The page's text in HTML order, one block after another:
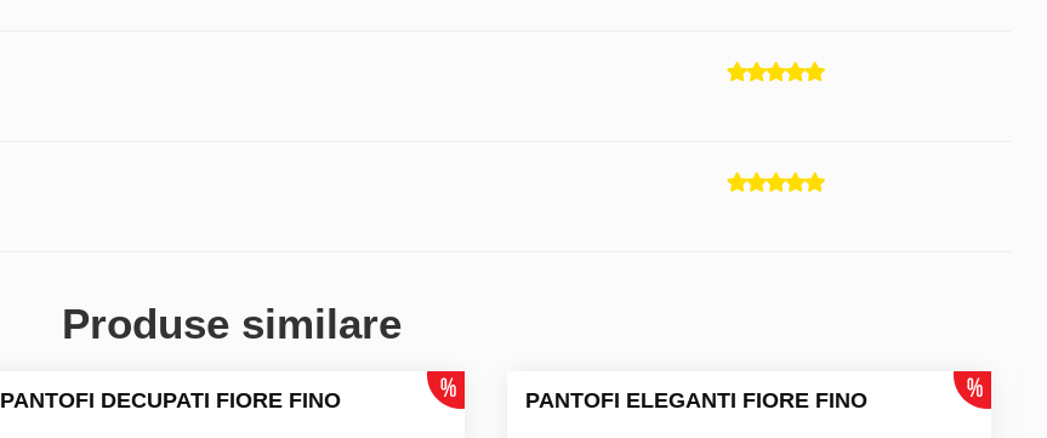
Produse similare
PANTOFI DECUPATI FIORE FINO PANTOFI ELEGANTI FIORE FINO